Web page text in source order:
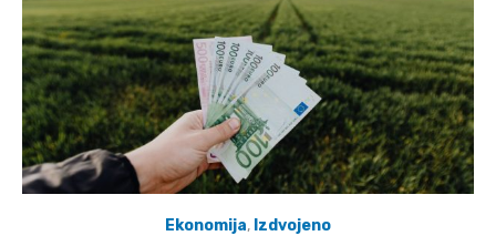
Ekonomija, Izdvojeno